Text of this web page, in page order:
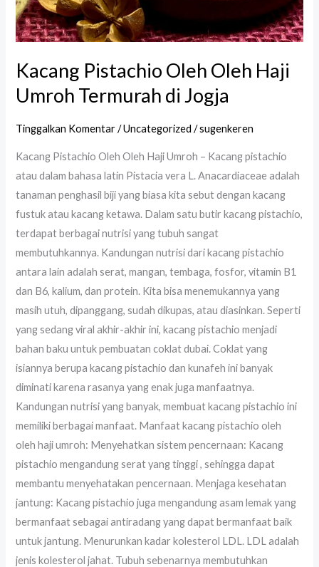
Kacang Pistachio Oleh Oleh Haji
Umroh Termurah di Jogja
Tinggalkan Komentar /Uncategorized /sugenkeren
Kacang Pistachio Oleh Oleh Haji Umroh – Kacang pistachio
atau dalam bahasa latin Pistacia vera L. Anacardiaceae adalah
tanaman penghasil biji yang biasa kita sebut dengan kacang
fustuk atau kacang ketawa. Dalam satu butir kacang pistachio,
terdapat berbagai nutrisi yang tubuh sangat
membutuhkannya. Kandungan nutrisi dari kacang pistachio
antara lain adalah serat, mangan, tembaga, fosfor, vitamin B1
dan B6, kalium, dan protein. Kita bisa menemukannya yang
masih utuh, dipanggang, sudah dikupas, atau diasinkan. Seperti
yang sedang viral akhir-akhir ini, kacang pistachio menjadi
bahan baku untuk pembuatan coklat dubai. Coklat yang
isiannya berupa kacang pistachio dan kunafeh ini banyak
diminati karena rasanya yang enak juga manfaatnya.
Kandungan nutrisi yang banyak, membuat kacang pistachio ini
memiliki berbagai manfaat. Manfaat kacang pistachio oleh
oleh haji umroh: Menyehatkan sistem pencernaan: Kacang
pistachio mengandung serat yang tinggi , sehingga dapat
membantu menyehatakan pencernaan. Menjaga kesehatan
jantung: Kacang pistachio juga mengandung asam lemak yang
bermanfaat sebagai antiradang yang dapat bermanfaat baik
untuk jantung. Menurunkan kadar kolesterol LDL. LDL adalah
jenis kolesterol jahat. Tubuh sebenarnya membutuhkan